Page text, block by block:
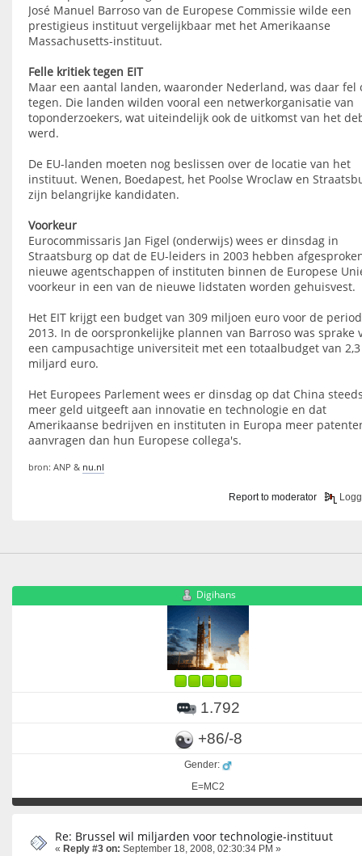
José Manuel Barroso van de Europese Commissie wilde een
prestigieus instituut vergelijkbaar met het Amerikaanse
Massachusetts-instituut.
Felle kritiek tegen EIT
Maar een aantal landen, waaronder Nederland, was daar fel
tegen. Die landen wilden vooral een netwerkorganisatie van
toponderzoekers, wat uiteindelijk ook de uitkomst van het
werd.
De EU-landen moeten nog beslissen over de locatie van het
instituut. Wenen, Boedapest, het Poolse Wroclaw en
zijn belangrijke kandidaten.
Voorkeur
Eurocommissaris Jan Figel (onderwijs) wees er dinsdag in
Straatsburg op dat de EU-leiders in 2003 hebben
nieuwe agentschappen of instituten binnen de Europese
voorkeur in een van de nieuwe lidstaten worden gehuisvest.
Het EIT krijgt een budget van 309 miljoen euro voor de
2013. In de oorspronkelijke plannen van Barroso was sprake
een campusachtige universiteit met een totaalbudget van 2,3
miljard euro.
Het Europees Parlement wees er dinsdag op dat China
meer geld uitgeeft aan innovatie en technologie en dat
Amerikaanse bedrijven en instituten in Europa meer
aanvragen dan hun Europese collega's.
bron: ANP & nu.nl
Report to moderator
Digihans
1.792
+86/-8
Gender:
E=MC2
Re: Brussel wil miljarden voor technologie-instituut
« Reply #3 on: September 18, 2008, 02:30:34 PM »